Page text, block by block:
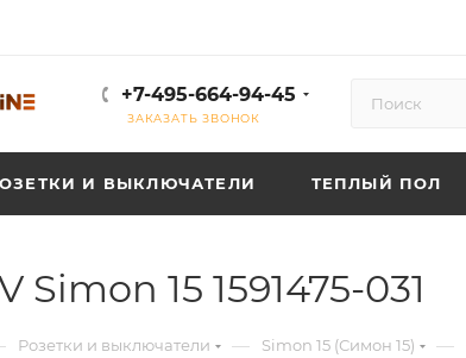
+7-495-664-94-45
ЗАКАЗАТЬ ЗВОНОК
И ВЫКЛЮЧАТЕЛИ ТЕПЛЫЙ ПОЛ
Simon 15 1591475-031
Розетки и выключатели — Simon 15 (Симон 15) —